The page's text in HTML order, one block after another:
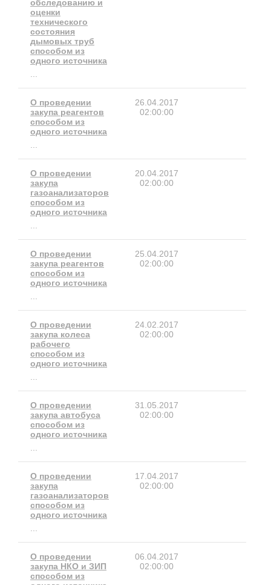
обследованию и
оценки
технического
состояния
дымовых труб
способом из
одного источника
О проведении
закупа реагентов
способом из
одного источника
26.04.2017
02:00:00
О проведении
закупа
газоанализаторов
способом из
одного источника
20.04.2017
02:00:00
О проведении
закупа реагентов
способом из
одного источника
25.04.2017
02:00:00
О проведении
закупа колеса
рабочего
способом из
одного источника
24.02.2017
02:00:00
О проведении
закупа автобуса
способом из
одного источника
31.05.2017
02:00:00
О проведении
закупа
газоанализаторов
способом из
одного источника
17.04.2017
02:00:00
О проведении
закупа НКО и ЗИП
способом из
06.04.2017
02:00:00